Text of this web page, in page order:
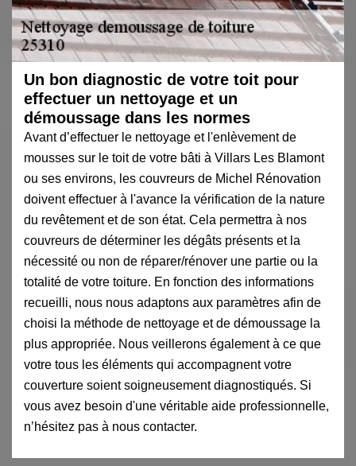
Un bon diagnostic de votre toit pour
effectuer un nettoyage et un
démoussage dans les normes
Avant d’effectuer le nettoyage et l'enlèvement de
mousses sur le toit de votre bâti à Villars Les Blamont
ou ses environs, les couvreurs de Michel Rénovation
doivent effectuer à l'avance la vérification de la nature
du revêtement et de son état. Cela permettra à nos
couvreurs de déterminer les dégâts présents et la
nécessité ou non de réparer/rénover une partie ou la
totalité de votre toiture. En fonction des informations
recueilli, nous nous adaptons aux paramètres afin de
choisi la méthode de nettoyage et de démoussage la
plus appropriée. Nous veillerons également à ce que
votre tous les éléments qui accompagnent votre
couverture soient soigneusement diagnostiqués. Si
vous avez besoin d'une véritable aide professionnelle,
n’hésitez pas à nous contacter.